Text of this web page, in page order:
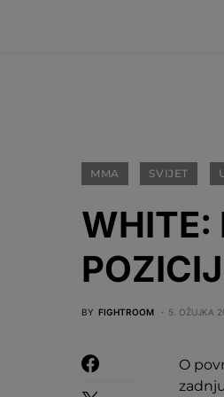
MMA SVIJET
WHITE:
BY FIGHTROOM 5. OŽUJKA
O